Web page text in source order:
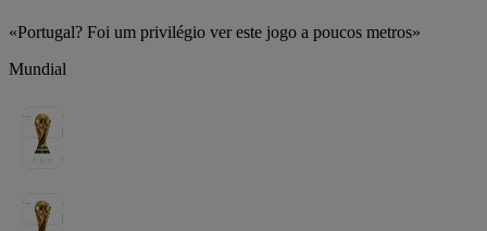
«Portugal? Foi um privilégio ver este jogo a poucos metros»
Mundial